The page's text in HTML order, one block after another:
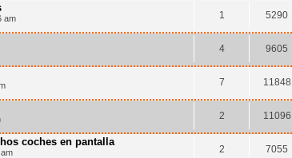
am 1 5290
4 9605
7 11848
2 11096
coches en pantalla
2 7055